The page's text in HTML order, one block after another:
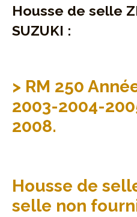
Housse de selle
SUZUKI :
> RM 250
2003-2004-
2008.
Housse de
selle non